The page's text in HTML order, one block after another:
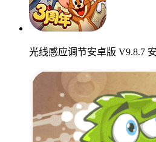
光线感应调节安卓版 V9.8.7